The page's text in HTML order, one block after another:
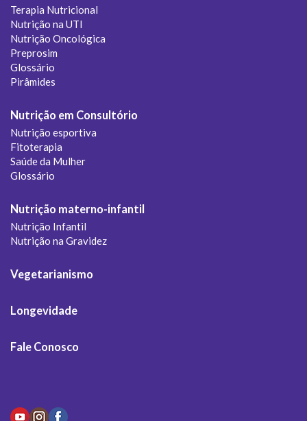
Terapia Nutricional
Nutrição na UTI
Nutrição Oncológica
Preprosim
Glossário
Pirâmides
Nutrição em Consultório
Nutrição esportiva
Fitoterapia
Saúde da Mulher
Glossário
Nutrição materno-infantil
Nutrição Infantil
Nutrição na Gravidez
Vegetarianismo
Longevidade
Fale Conosco